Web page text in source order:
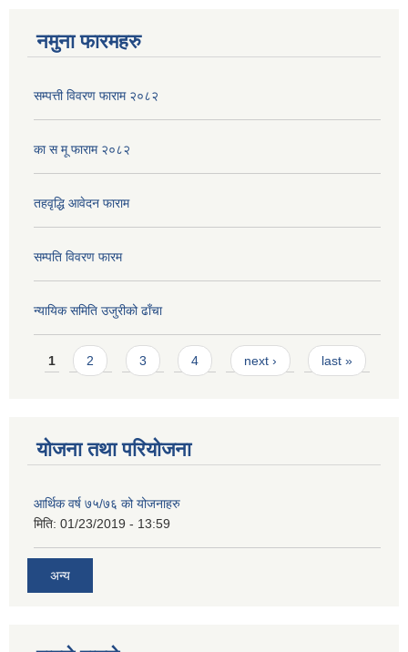
नमुना फारमहरु
सम्पत्ती विवरण फाराम २०८२
का स मू फाराम २०८२
तहवृद्धि आवेदन फाराम
सम्पति विवरण फारम
न्यायिक समिति उजुरीको ढाँचा
Pages
1 2 3 4 next › last »
योजना तथा परियोजना
आर्थिक वर्ष ७५/७६ को योजनाहरु
मिति: 01/23/2019 - 13:59
अन्य